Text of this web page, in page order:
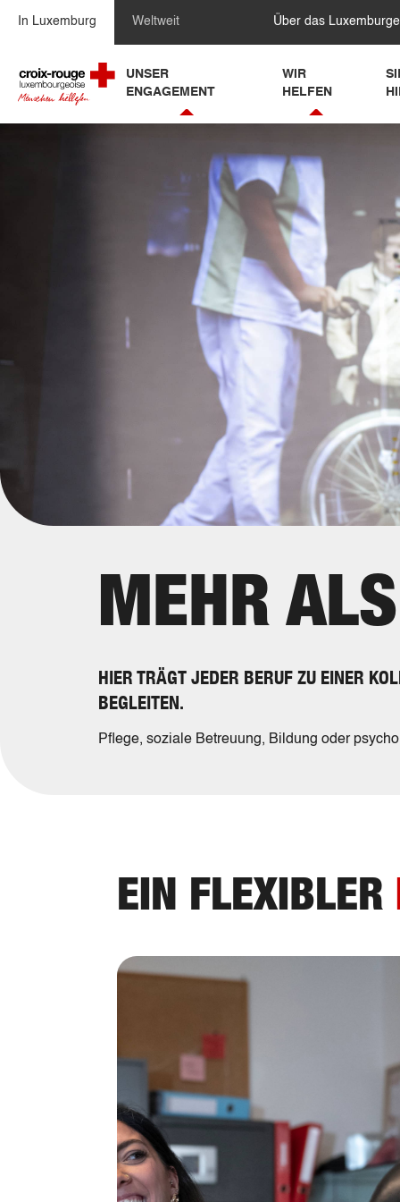
In Luxemburg Weltweit Über das
UNSER
ENGAGEMENT
WIR
HELFEN
MEHR ALS
HIER TRÄGT JEDER BERUF ZU EINER
BEGLEITEN.
Pflege, soziale Betreuung, Bildung oder
EIN FLEXIBLER